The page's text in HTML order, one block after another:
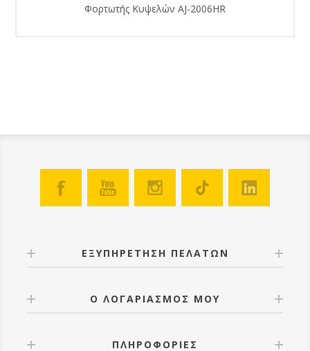
Φορτωτής Κυψελών AJ-2006HR
ΕΞΥΠΗΡΕΤΗΣΗ ΠΕΛΑΤΩΝ
Ο ΛΟΓΑΡΙΑΣΜΟΣ ΜΟΥ
ΠΛΗΡΟΦΟΡΙΕΣ